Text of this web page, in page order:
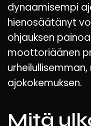
dynaamisempi
hienosäätänyt
ohjauksen
moottoriäänen
ajokokemuksen.
Mitä